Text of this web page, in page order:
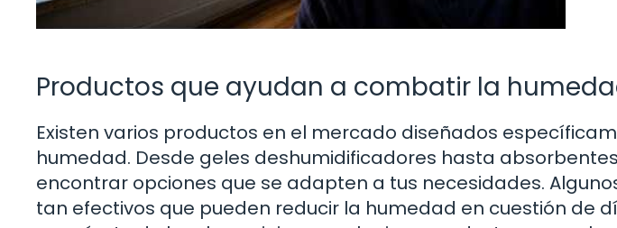
Productos que ayudan a combatir la
Existen varios productos en el mercado diseñados
humedad. Desde geles deshumidificadores hasta
encontrar opciones que se adapten a tus necesidades.
tan efectivos que pueden reducir la humedad en cuestión de